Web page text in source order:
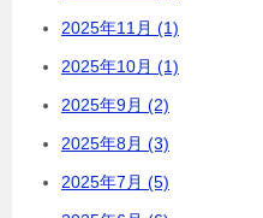
2025年11月 (1)
2025年10月 (1)
2025年9月 (2)
2025年8月 (3)
2025年7月 (5)